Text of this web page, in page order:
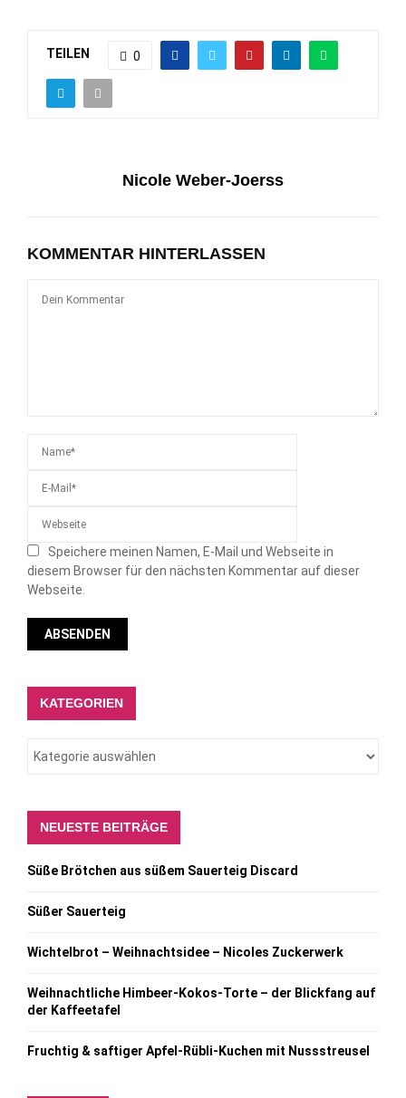
TEILEN 0
Nicole Weber-Joerss
KOMMENTAR HINTERLASSEN
Speichere meinen Namen, E-Mail und Webseite in
diesem Browser für den nächsten Kommentar auf dieser
Webseite.
KATEGORIEN
NEUESTE BEITRÄGE
Süße Brötchen aus süßem Sauerteig Discard
Süßer Sauerteig
Wichtelbrot – Weihnachtsidee – Nicoles Zuckerwerk
Weihnachtliche Himbeer-Kokos-Torte – der Blickfang auf
der Kaffeetafel
Fruchtig & saftiger Apfel-Rübli-Kuchen mit Nussstreusel